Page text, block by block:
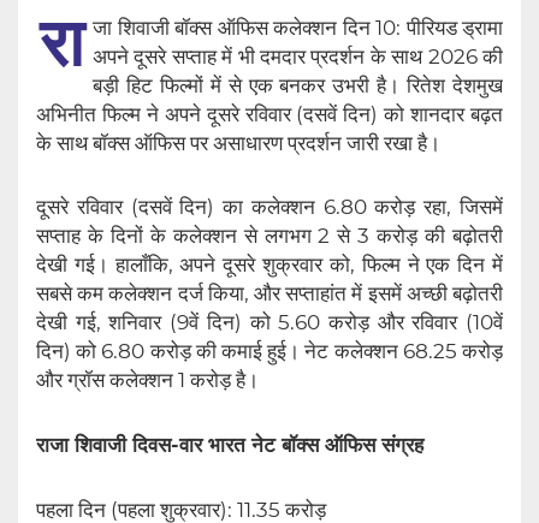
रा जा शिवाजी बॉक्स ऑफिस कलेक्शन दिन 10: पीरियड ड्रामा
अपने दूसरे सप्ताह में भी दमदार प्रदर्शन के साथ 2026 की
बड़ी हिट फिल्मों में से एक बनकर उभरी है। रितेश देशमुख
अभिनीत फिल्म ने अपने दूसरे रविवार (दसवें दिन) को शानदार बढ़त
के साथ बॉक्स ऑफिस पर असाधारण प्रदर्शन जारी रखा है।
दूसरे रविवार (दसवें दिन) का कलेक्शन 6.80 करोड़ रहा, जिसमें
सप्ताह के दिनों के कलेक्शन से लगभग 2 से 3 करोड़ की बढ़ोतरी
देखी गई। हालाँकि, अपने दूसरे शुक्रवार को, फिल्म ने एक दिन में
सबसे कम कलेक्शन दर्ज किया, और सप्ताहांत में इसमें अच्छी बढ़ोतरी
देखी गई, शनिवार (9वें दिन) को 5.60 करोड़ और रविवार (10वें
दिन) को 6.80 करोड़ की कमाई हुई। नेट कलेक्शन 68.25 करोड़
और ग्रॉस कलेक्शन 1 करोड़ है।
राजा शिवाजी दिवस-वार भारत नेट बॉक्स ऑफिस संग्रह
पहला दिन (पहला शुक्रवार): 11.35 करोड़